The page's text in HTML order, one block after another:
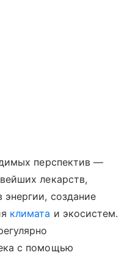
перспектив —
лекарств,
создание
климата и экосистем.
с помощью